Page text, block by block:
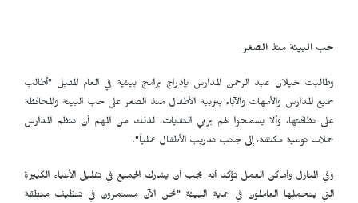
حب البيئة منذ الصغر
وطالبت خيلان عبد الرحمن المدارس بإدراج برامج بيئية في العام المقبل "أطالب
جميع المدارس والأمهات والآباء بتربية الأطفال منذ الصغر على حب البيئة والمحافظة
على نظافتها، وألا يسمحوا لهم برمي النفايات، لذلك من المهم أن تنظم المدارس
حملات توعية مكثفة، إلى جانب تدريب الأطفال عملياً".
وفي المنازل وأماكن العمل تؤكد أنه يجب أن يشارك الجميع في تقليل الأعباء الكبيرة
التي يتحملها العاملون في حماية البيئة "نحن الآن مستمرون في تنظيف منطقة